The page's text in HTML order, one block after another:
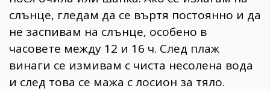
слънце, гледам да се въртя постоянно и да
не заспивам на слънце, особено в
часовете между 12 и 16 ч. След плаж
винаги се измивам с чиста несолена вода
и след това се мажа с лосион за тяло.